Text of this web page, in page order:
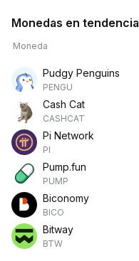
Monedas en tendencia
Moneda
Pudgy Penguins
PENGU
Cash Cat
CASHCAT
Pi Network
PI
Pump.fun
PUMP
Biconomy
BICO
Bitway
BTW